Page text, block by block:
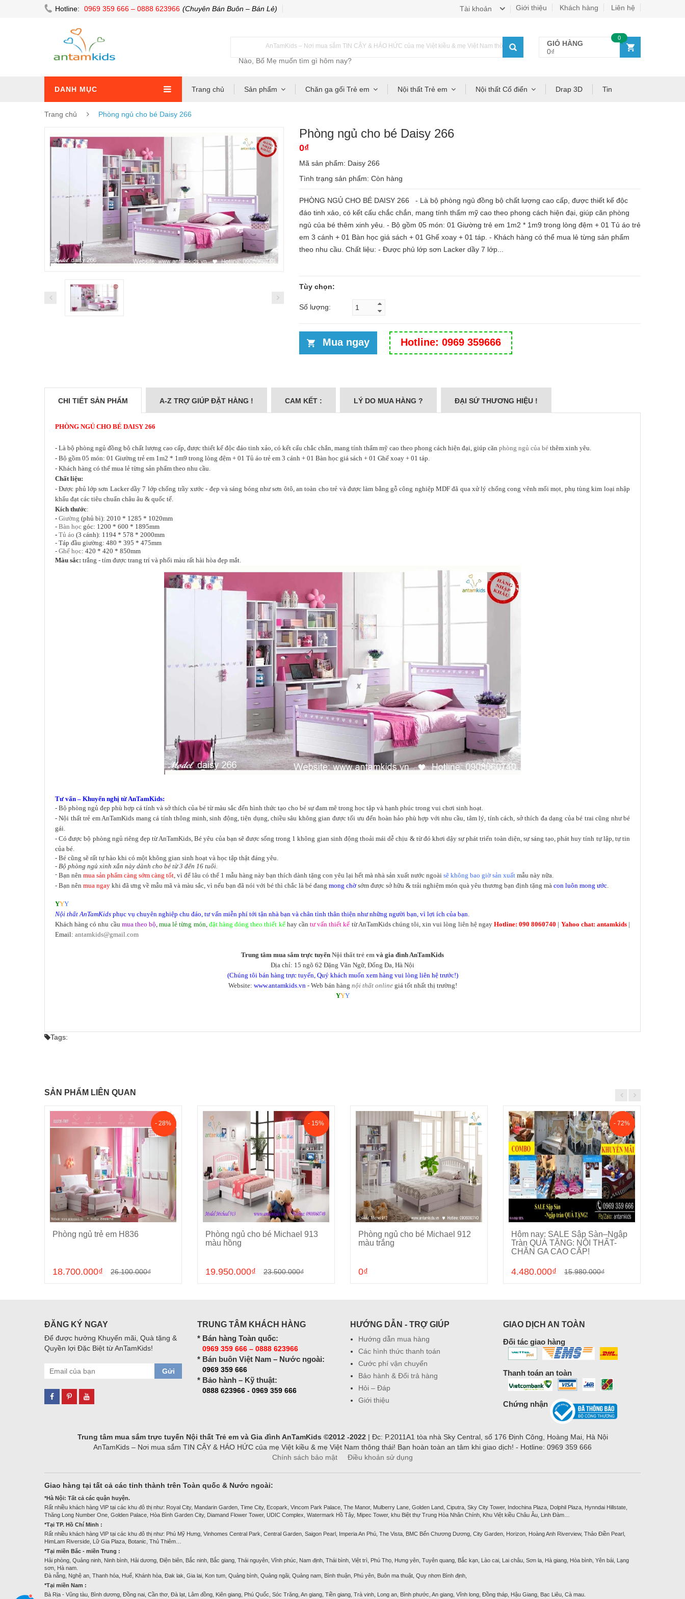
Hotline: 0969 359 666 – 0888 623966 (Chuyên Bán Buôn – Bán Lẻ) Giới thiệu Khách hàng Liên hệ
Tài khoản
AnTamKids – Nơi mua sắm TIN CẬY & HÁO HỨC của mẹ Việt kiều & mẹ Việt Nam thông thái!
GIỎ HÀNG
0₫
0
DANH MỤC Trang chủ Sản phẩm Chăn ga gối Trẻ em Nội thất Trẻ em Nội thất Cổ điển Drap 3D Tin
Trang chủ Phòng ngủ cho bé Daisy 266
Phòng ngủ cho bé Daisy 266
0₫
Mã sản phẩm: Daisy 266
Tình trạng sản phẩm: Còn hàng
PHÒNG NGỦ CHO BÉ DAISY 266 - Là bộ phòng ngủ đồng bộ chất lượng cao cấp, được thiết kế độc
đáo tinh xảo, có kết cấu chắc chắn, mang tính thẩm mỹ cao theo phong cách hiện đại, giúp căn phòng
ngủ của bé thêm xinh yêu. - Bộ gồm 05 món: 01 Giường trẻ em 1m2 * 1m9 trong lòng đệm + 01 Tủ áo trẻ
em 3 cánh + 01 Bàn học giá sách + 01 Ghế xoay + 01 táp. - Khách hàng có thể mua lẻ từng sản phẩm
theo nhu cầu. Chất liệu: - Được phủ lớp sơn Lacker dầy 7 lớp...
Tùy chọn:
Số lượng:
Mua ngay Hotline: 0969 359666
CHI TIẾT SẢN PHẨM A-Z TRỢ GIÚP ĐẶT HÀNG ! CAM KẾT : LÝ DO MUA HÀNG ? ĐẠI SỨ THƯƠNG HIỆU !
PHÒNG NGỦ CHO BÉ DAISY 266
- Là bộ phòng ngủ đồng bộ chất lượng cao cấp, được thiết kế độc đáo tinh xảo, có kết cấu chắc chắn, mang tính thẩm mỹ cao theo phong cách hiện đại, giúp căn phòng ngủ của bé thêm xinh yêu.
- Bộ gồm 05 món: 01 Giường trẻ em 1m2 * 1m9 trong lòng đệm + 01 Tủ áo trẻ em 3 cánh + 01 Bàn học giá sách + 01 Ghế xoay + 01 táp.
- Khách hàng có thể mua lẻ từng sản phẩm theo nhu cầu.
Chất liệu:
- Được phủ lớp sơn Lacker dầy 7 lớp chống trầy xước - đẹp và sáng bóng như sơn ôtô, an toàn cho trẻ và được làm bằng gỗ công nghiệp MDF đã qua xử lý chống cong vênh mối mọt, phụ tùng kim loại nhập
khẩu đạt các tiêu chuẩn châu âu & quốc tế.
Kích thước:
- Giường (phủ bì): 2010 * 1285 * 1020mm
- Bàn học góc: 1200 * 600 * 1895mm
- Tủ áo (3 cánh): 1194 * 578 * 2000mm
- Táp đầu giường: 480 * 395 * 475mm
- Ghế học: 420 * 420 * 850mm
Màu sắc: trắng - tím được trang trí và phối màu rất hài hòa đẹp mắt.
Tư vấn – Khuyến nghị từ AnTamKids:
- Bộ phòng ngủ đẹp phù hợp cá tính và sở thích của bé từ màu sắc đến hình thức tạo cho bé sự đam mê trong học tập và hạnh phúc trong vui chơi sinh hoạt.
- Nội thất trẻ em AnTamKids mang cá tính thông minh, sinh động, tiện dụng, chiều sâu không gian được tối ưu đến hoàn hảo phù hợp với nhu cầu, tâm lý, tính cách, sở thích đa dạng của bé trai cũng như bé
gái.
- Có được bộ phòng ngủ riêng đẹp từ AnTamKids, Bé yêu của bạn sẽ được sống trong 1 không gian sinh động thoải mái dễ chịu & từ đó khơi dậy sự phát triển toàn diện, sự sáng tạo, phát huy tính tự lập, tự tin
của bé.
- Bé cũng sẽ rất tự hào khi có một không gian sinh hoạt và học tập thật đáng yêu.
- Bộ phòng ngủ xinh xắn này dành cho bé từ 3 đến 16 tuổi.
- Bạn nên mua sản phẩm càng sớm càng tốt , vì để lâu có thể 1 mẫu hàng này bạn thích dành tặng con yêu lại hết mà nhà sản xuất nước ngoài sẽ không bao giờ sản xuất mẫu này nữa.
- Bạn nên mua ngay khi đã ưng về mẫu mã và màu sắc, vì nếu bạn đã nói với bé thì chắc là bé đang mong chờ sớm được sở hữu & trải nghiệm món quà yêu thương bạn định tặng mà con luôn mong ước
YYY
Nội thất AnTamKids phục vụ chuyên nghiệp chu đáo, tư vấn miễn phí tới tận nhà bạn và chân tình thân thiện như những người bạn, vì lợi ích của bạn.
Khách hàng có nhu cầu mua theo bộ ,mua lẻ từng món đặt hàng đóng theo thiết kếhay cần tư vấn thiết kế từ AnTamKids chúng tôi, xin vui lòng liên hệ ngayHotline: 090 8060740 | Yahoo chat: antamkids |
Email: antamkids@gmail.com
Trung tâm mua sắm trực tuyến Nội thất trẻ em và gia đình AnTamKids
Địa chỉ: 15 ngõ 62 Đặng Văn Ngữ, Đống Đa, Hà Nội
(Chúng tôi bán hàng trực tuyến, Quý khách muốn xem hàng vui lòng liên hệ trước!)
Website: www.antamkids.vn - Web bán hàng nội thất onlinegiá tốt nhất thị trường!
YYY
Tags:
SẢN PHẨM LIÊN QUAN
Cho vào giỏ hàng
- 28%
Phòng ngủ trẻ em H836
18.700.000₫ 26.100.000₫
Cho vào giỏ hàng
- 15%
Phòng ngủ cho bé Michael 913
màu hồng
19.950.000₫ 23.500.000₫
Cho vào giỏ hàng
Phòng ngủ cho bé Michael 912
màu trắng
0₫
Cho vào giỏ hàng
- 72%
Hôm nay: SALE Sập Sàn–Ngập
Tràn QUÀ TẶNG: NỘI THẤT-
CHĂN GA CAO CẤP!
4.480.000₫ 15.980.000₫
ĐĂNG KÝ NGAY
Để được hưởng Khuyến mãi, Quà tặng &
Quyền lợi Đặc Biệt từ AnTamKids!
Gửi
TRUNG TÂM KHÁCH HÀNG
* Bán hàng Toàn quốc:
0969 359 666 – 0888 623966
* Bán buôn Việt Nam – Nước ngoài:
0969 359 666
* Bảo hành – Kỹ thuật:
0888 623966 - 0969 359 666
HƯỚNG DẪN - TRỢ GIÚP
Hướng dẫn mua hàng
Các hình thức thanh toán
Cước phí vận chuyển
Bảo hành & Đổi trả hàng
Hỏi – Đáp
Giới thiệu
GIAO DỊCH AN TOÀN
Đối tác giao hàng
Thanh toán an toàn
Chứng nhận
Trung tâm mua sắm trực tuyến Nội thất Trẻ em và Gia đình AnTamKids ©2012 -2022| Đc: P.2011A1 tòa nhà Sky Central, số 176 Định Công, Hoàng Mai, Hà Nội
AnTamKids – Nơi mua sắm TIN CẬY & HÁO HỨC của mẹ Việt kiều & mẹ Việt Nam thông thái! Bạn hoàn toàn an tâm khi giao dịch! - Hotline: 0969 359 666
Chính sách bảo mật
Điều khoản sử dụng
Giao hàng tại tất cả các tỉnh thành trên Toàn quốc & Nước ngoài:
*Hà Nội: Tất cả các quận huyện.
Rất nhiều khách hàng VIP tại các khu đô thị như: Royal City, Mandarin Garden, Time City, Ecopark, Vincom Park Palace, The Manor, Mulberry Lane, Golden Land, Ciputra, Sky City Tower, Indochina Plaza, Dolphil Plaza, Hynndai Hillstate,
Thăng Long Number One, Golden Palace, Hòa Bình Garden City, Diamand Flower Tower, UDIC Complex, Watermark Hồ Tây, Mipec Tower, khu Biệt thự Trung Hòa Nhân Chính, Khu Việt kiều Châu Âu, Linh Đàm…
*Tại TP. Hồ Chí Minh :
Rất nhiều khách hàng VIP tại các khu đô thị như: Phú Mỹ Hưng, Vinhomes Central Park, Central Garden, Saigon Pearl, Imperia An Phú, The Vista, BMC Bến Chương Dương, City Garden, Horizon, Hoàng Anh Riverview, Thảo Điền Pearl,
HimLam Riverside, Lữ Gia Plaza, Botanic, Thủ Thiêm…
*Tại miền Bắc - miền Trung :
Hải phòng, Quảng ninh, Ninh bình, Hải dương, Điện biên, Bắc ninh, Bắc giang, Thái nguyên, Vĩnh phúc, Nam định, Thái bình, Việt trì, Phú Thọ, Hưng yên, Tuyên quang, Bắc kạn, Lào cai, Lai châu, Sơn la, Hà giang, Hòa bình, Yên bái, Lạng
sơn, Hà nam.
Đà nẵng, Nghệ an, Thanh hóa, Huế, Khánh hòa, Đak lak, Gia lai, Kon tum, Quảng bình, Quảng ngãi, Quảng nam, Bình thuận, Phú yên, Buôn ma thuật, Quy nhơn Bình định,
*Tại miền Nam :
Bà Rịa - Vũng tàu, Bình dương, Đồng nai, Cần thơ, Đà lạt, Lâm đồng, Kiên giang, Phú Quốc, Sóc Trăng, An giang, Tiền giang, Trà vinh, Long an, Bình phước, An giang, Vĩnh long, Đồng tháp, Hậu Giang, Bạc Liêu, Cà mau.